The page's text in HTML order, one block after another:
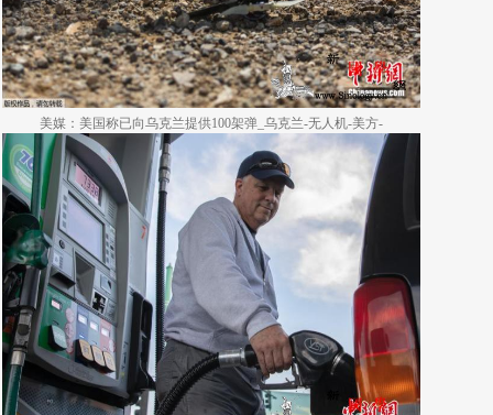
美媒：美国称已向乌克兰提供100架弹_乌克兰-无人机-美方-